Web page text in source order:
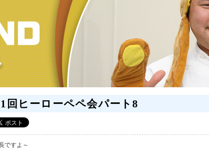
回ヒーローペペ会パート8
ですよ～